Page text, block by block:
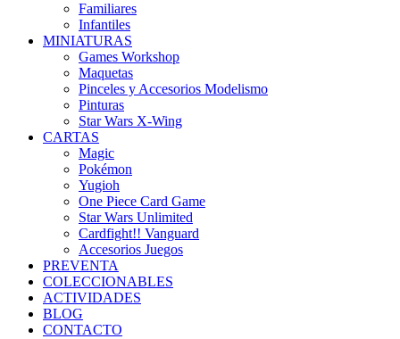
Familiares
Infantiles
MINIATURAS
Games Workshop
Maquetas
Pinceles y Accesorios Modelismo
Pinturas
Star Wars X-Wing
CARTAS
Magic
Pokémon
Yugioh
One Piece Card Game
Star Wars Unlimited
Cardfight!! Vanguard
Accesorios Juegos
PREVENTA
COLECCIONABLES
ACTIVIDADES
BLOG
CONTACTO